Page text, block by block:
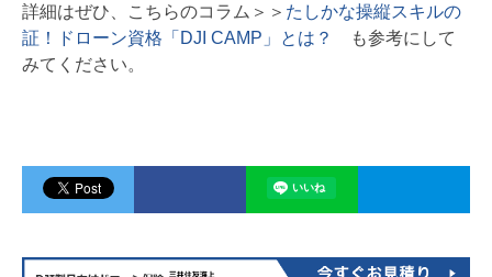
詳細はぜひ、こちらのコラム＞＞ たしかな操縦スキルの
証！ドローン資格「DJI CAMP」とは？
も参考にして
みてください。